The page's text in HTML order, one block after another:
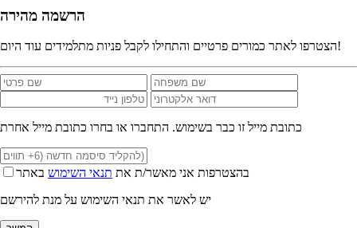
הרשמה מהירה
הצטרפו לאתר כמורים פרטיים והתחילו לקבל פניות מתלמידים עוד היום!
כתובת מייל זו כבר בשימוש. התחברו או בחרו כתובת מייל אחרת
בהצטרפות אני מאשר/ת את תנאי השימוש באתר
יש לאשר את תנאי השימוש על מנת להירשם